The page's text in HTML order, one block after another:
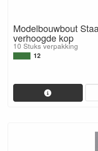
Modelbouwbout
verhoogde kop
10 Stuks verpakking
12